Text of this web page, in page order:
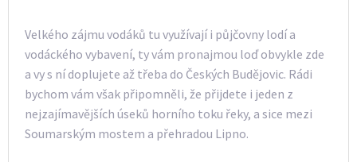
Velkého zájmu vodáků tu využívají i půjčovny lodí a
vodáckého vybavení, ty vám pronajmou loď obvykle zde
a vy s ní doplujete až třeba do Českých Budějovic. Rádi
bychom vám však připomněli, že přijdete i jeden z
nejzajímavějších úseků horního toku řeky, a sice mezi
Soumarským mostem a přehradou Lipno.